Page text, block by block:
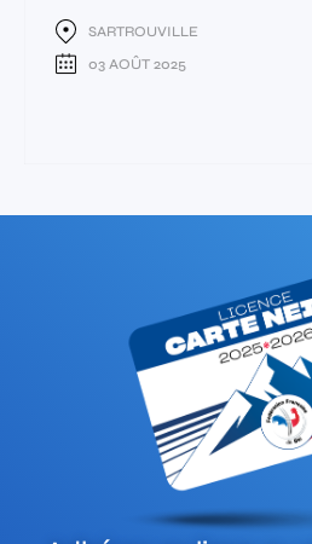
SARTROUVILLE
03 AOÛT 2025